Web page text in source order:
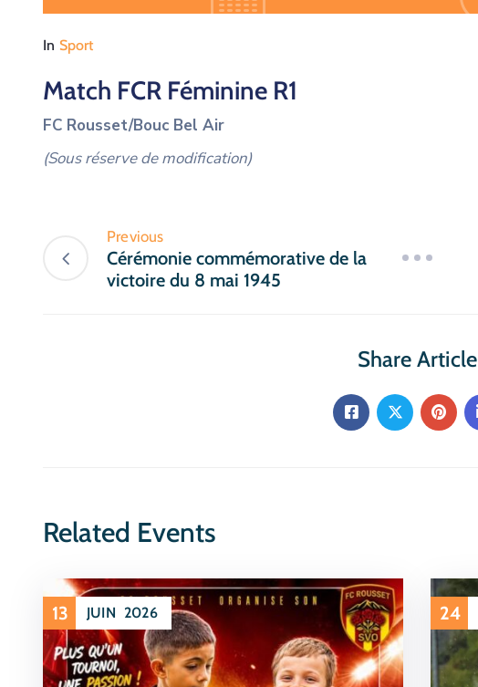
In Sport
Match FCR Féminine R1
FC Rousset/Bouc Bel Air
(Sous réserve de modification)
Previous
Cérémonie commémorative de la
victoire du 8 mai 1945
Share Article
Related Events
13 JUIN 2026 24